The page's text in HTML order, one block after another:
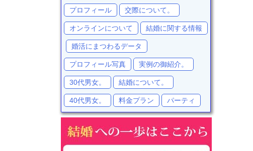
プロフィール 交際について。
オンラインについて 結婚に関する情報
婚活にまつわるデータ
プロフィール写真 実例の御紹介。
30代男女。 結婚について。
40代男女。 料金プラン パーティ